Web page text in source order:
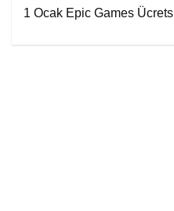
1 Ocak Epic Games